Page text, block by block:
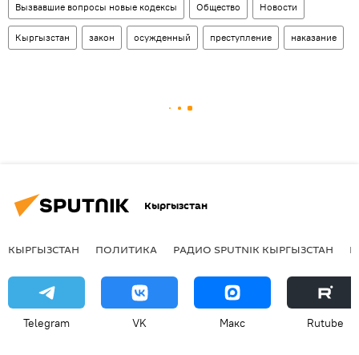
Вызвавшие вопросы новые кодексы Общество Новости
Кыргызстан закон осужденный преступление наказание
Кыргызстан
КЫРГЫЗСТАН ПОЛИТИКА РАДИО SPUTNIK КЫРГЫЗСТАН
Telegram VK Макс Rutube